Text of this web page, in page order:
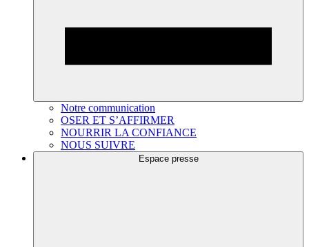
Notre communication
OSER ET S’AFFIRMER
NOURRIR LA CONFIANCE
NOUS SUIVRE
Espace presse